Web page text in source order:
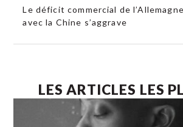
Le déficit commercial de l’Allemagne
avec la Chine s’aggrave
LES ARTICLES LES